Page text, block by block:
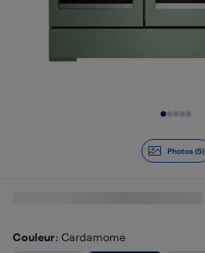
Photos (5)
Couleur: Cardamome